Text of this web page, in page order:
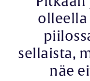
sellaista,
näe